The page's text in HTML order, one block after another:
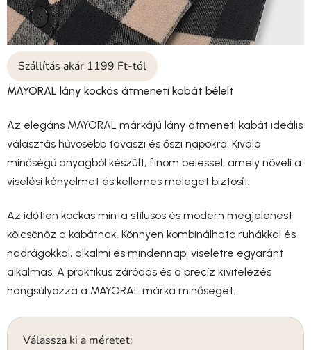
Szállítás akár 1199 Ft-tól
MAYORAL lány kockás átmeneti kabát bélelt
Az elegáns MAYORAL márkájú lány átmeneti kabát ideális
választás hűvösebb tavaszi és őszi napokra. Kiváló
minőségű anyagból készült, finom béléssel, amely növeli a
viselési kényelmet és kellemes meleget biztosít.
Az időtlen kockás minta stílusos és modern megjelenést
kölcsönöz a kabátnak. Könnyen kombinálható ruhákkal és
nadrágokkal, alkalmi és mindennapi viseletre egyaránt
alkalmas. A praktikus záródás és a precíz kivitelezés
hangsúlyozza a MAYORAL márka minőségét.
Válassza ki a méretet: